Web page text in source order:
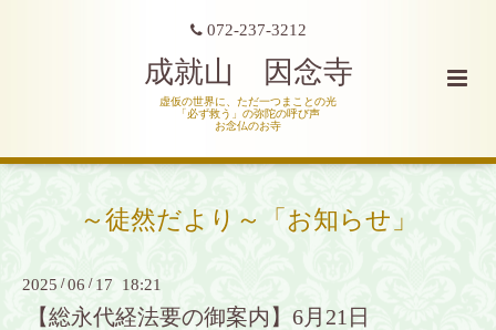
072-237-3212
成就山 因念寺
虚仮の世界に、ただ一つまことの光
「必ず救う」の弥陀の呼び声
お念仏のお寺
～徒然だより～「お知らせ」
2025 /06 / 17 18:21
【総永代経法要の御案内】6月21日